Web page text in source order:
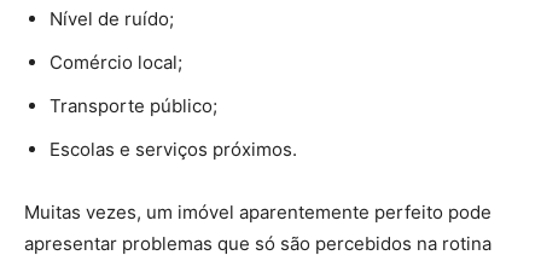
Nível de ruído;
Comércio local;
Transporte público;
Escolas e serviços próximos.
Muitas vezes, um imóvel aparentemente perfeito pode
apresentar problemas que só são percebidos na rotina